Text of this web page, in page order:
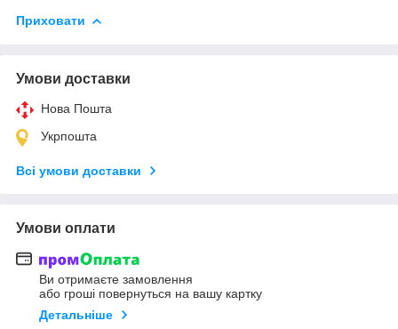
Приховати
Умови доставки
Нова Пошта
Укрпошта
Всі умови доставки
Умови оплати
Ви отримаєте замовлення
або гроші повернуться на вашу картку
Детальніше